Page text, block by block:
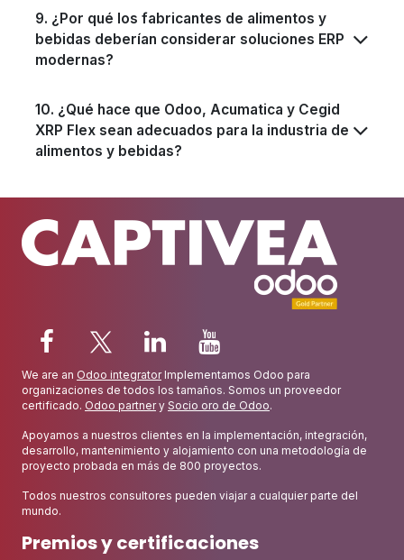
9. ¿Por qué los fabricantes de alimentos y
bebidas deberían considerar soluciones ERP
modernas?
10. ¿Qué hace que Odoo, Acumatica y Cegid
XRP Flex sean adecuados para la industria de
alimentos y bebidas?
We are an Odoo integratorImplementamos Odoo para
organizaciones de todos los tamaños. Somos un proveedor
certificado. Odoo partnery Socio oro de Odoo.
Apoyamos a nuestros clientes en la implementación, integración,
desarrollo, mantenimiento y alojamiento con una metodología de
proyecto probada en más de 800 proyectos.
Todos nuestros consultores pueden viajar a cualquier parte del
mundo.
Premios y certificaciones